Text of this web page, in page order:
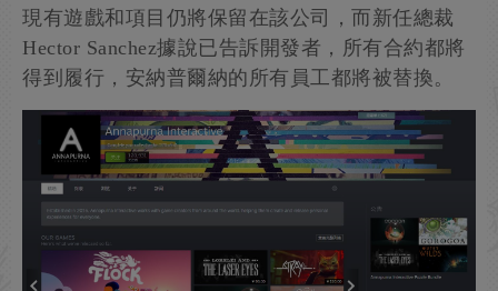
現有遊戲和項目仍將保留在該公司，而新任總裁
Hector Sanchez據說已告訴開發者，所有合約都將
得到履行，安納普爾納的所有員工都將被替換。